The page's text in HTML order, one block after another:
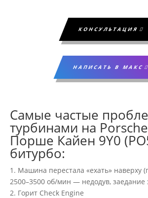
КОНСУЛЬТАЦИЯ
НАПИСАТЬ В МАКС
Самые частые
турбинами на
Порше Кайен 9Y0
битурбо:
1. Машина перестала «ехать» наверху
2500–3500 об/мин — недодув, заедание
2. Горит Check Engine